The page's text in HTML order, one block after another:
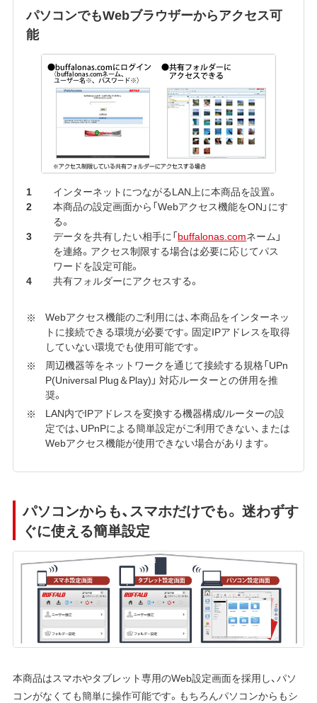
パソコンでもWebブラウザーからアクセス可
能
インターネットにつながるLAN上に本商品を設置。
本商品の設定画面から「Webアクセス機能をON」にす
る。
データを共有したい相手に「buffalonas.comネーム」
を連絡。アクセス制限する場合は必要に応じてパス
ワードを設定可能。
共有フォルダーにアクセスする。
Webアクセス機能のご利用には、本商品をインターネッ
トに接続できる環境が必要です。固定IPアドレスを取得
していない環境でも使用可能です。
周辺機器等をネットワークを通じて接続する規格「UPn
P(Universal Plug＆Play)」 対応ルーターとの併用を推
奨。
LAN内でIPアドレスを変換する機器構成/ルーターの設
定では、UPnPによる簡単設定がご利用できない、または
Webアクセス機能が使用できない場合があります。
パソコンからも、スマホだけでも。 迷わずす
ぐに使える簡単設定
本商品はスマホやタブレット専用のWeb設定画面を採用し、パソ
コンがなくても簡単に操作可能です。もちろんパソコンからもシ